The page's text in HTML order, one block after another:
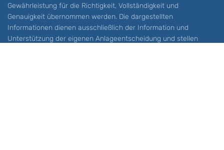
Gewährleistung für die Richtigkeit, Vollständigkeit und
Genauigkeit übernommen werden. Die dargestellten
Informationen dienen ausschließlich der Information und
Unterstützung der eigenen Anlageentscheidung und stellen